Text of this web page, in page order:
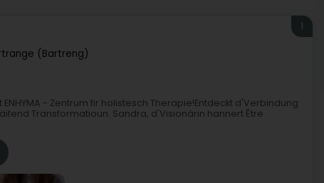
(Bartreng)
1
- Zentrum fir holistesch Therapie!Entdeckt d'Verbindung
Transformatioun. Sandra, d'Visionärin hannert Être